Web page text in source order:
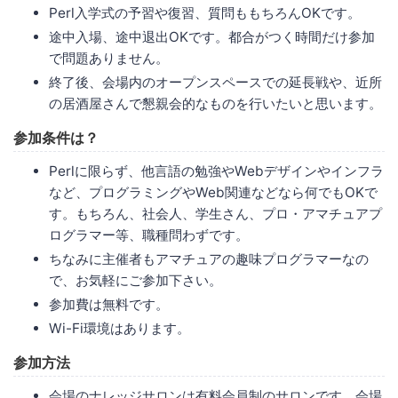
Perl入学式の予習や復習、質問ももちろんOKです。
途中入場、途中退出OKです。都合がつく時間だけ参加
で問題ありません。
終了後、会場内のオープンスペースでの延長戦や、近所
の居酒屋さんで懇親会的なものを行いたいと思います。
参加条件は？
Perlに限らず、他言語の勉強やWebデザインやインフラ
など、プログラミングやWeb関連などなら何でもOKで
す。もちろん、社会人、学生さん、プロ・アマチュアプ
ログラマー等、職種問わずです。
ちなみに主催者もアマチュアの趣味プログラマーなの
で、お気軽にご参加下さい。
参加費は無料です。
Wi-Fi環境はあります。
参加方法